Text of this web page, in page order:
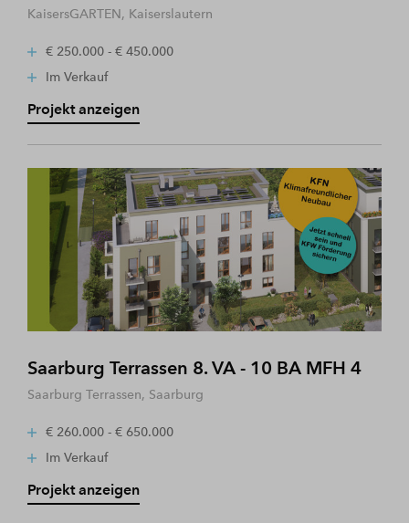
KaisersGARTEN, Kaiserslautern
€ 250.000 - € 450.000
Im Verkauf
Projekt anzeigen
Saarburg Terrassen 8. VA - 10 BA MFH 4
Saarburg Terrassen, Saarburg
€ 260.000 - € 650.000
Im Verkauf
Projekt anzeigen